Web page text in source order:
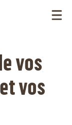
vos
vos